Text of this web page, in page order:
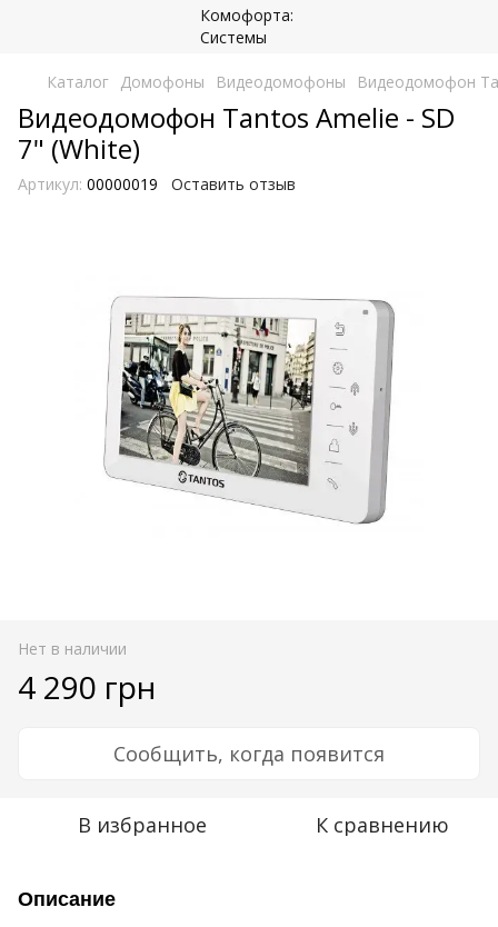
Каталог Домофоны Видеодомофоны Видеодомофон
Видеодомофон Tantos Amelie - SD
7" (White)
Артикул: 00000019 Оставить отзыв
Нет в наличии
4 290 грн
Сообщить, когда появится
В избранное К сравнению
Описание